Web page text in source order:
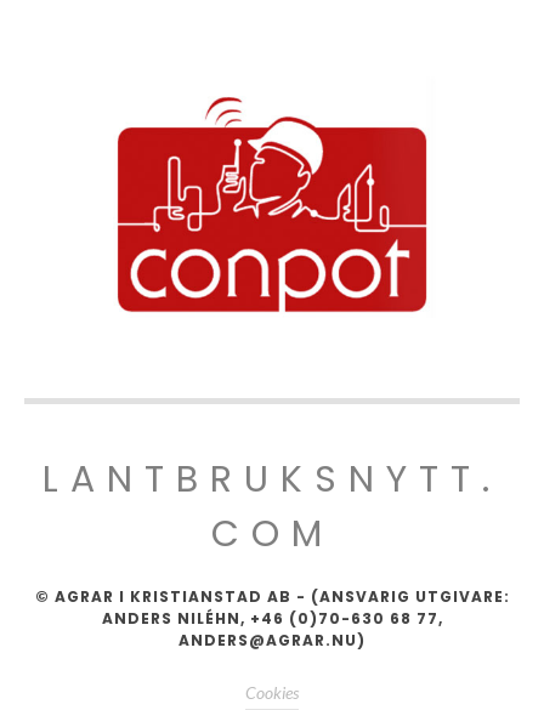
LANTBRUKSNYTT.
COM
© AGRAR I KRISTIANSTAD AB - (ANSVARIG UTGIVARE:
ANDERS NILÉHN, +46 (0)70-630 68 77,
ANDERS@AGRAR.NU)
Cookies